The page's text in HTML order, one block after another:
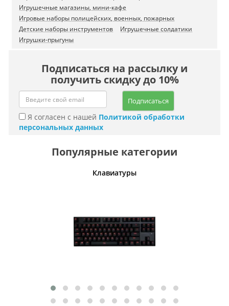
Игрушечные магазины, мини-кафе
Игровые наборы полицейских, военных, пожарных
Детские наборы инструментов
Игрушечные солдатики
Игрушки-прыгуны
Подписаться на рассылку и
получить скидку до 10%
Подписаться
Я согласен с нашей Политикой обработки
персональных данных
Популярные категории
Клавиатуры